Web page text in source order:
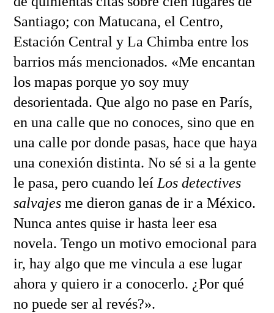
Santiago; con Matucana, el Centro,
Estación Central y La Chimba entre los
barrios más mencionados. «Me encantan
los mapas porque yo soy muy
desorientada. Que algo no pase en París,
en una calle que no conoces, sino que en
una calle por donde pasas, hace que haya
una conexión distinta. No sé si a la gente
le pasa, pero cuando leíLos detectives
salvajesme dieron ganas de ir a México.
Nunca antes quise ir hasta leer esa
novela. Tengo un motivo emocional para
ir, hay algo que me vincula a ese lugar
ahora y quiero ir a conocerlo. ¿Por qué
no puede ser al revés?».